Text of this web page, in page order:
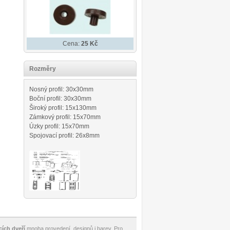
Cena: 25 Kč
Rozměry
Nosný profil: 30x30mm
Boční profil: 30x30mm
Široký profil: 15x130mm
Zámkový profil: 15x70mm
Úzky profil: 15x70mm
Spojovací profil: 26x8mm
dveří mnoha provedení, designů i barev. Pro